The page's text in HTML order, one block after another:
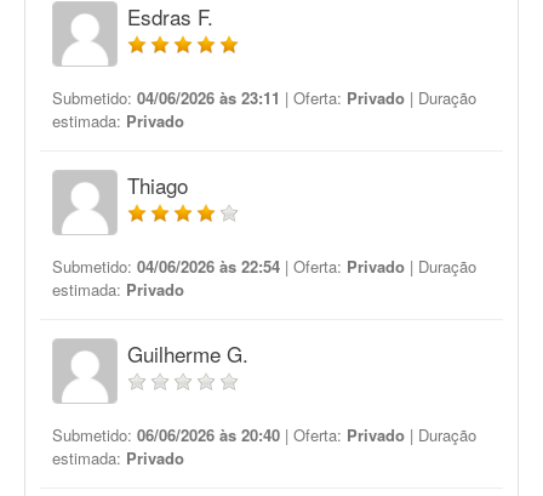
Esdras F.
Submetido: 04/06/2026 às 23:11 | Oferta: Privado | Duração
estimada: Privado
Thiago
Submetido: 04/06/2026 às 22:54 | Oferta: Privado | Duração
estimada: Privado
Guilherme G.
Submetido: 06/06/2026 às 20:40 | Oferta: Privado | Duração
estimada: Privado